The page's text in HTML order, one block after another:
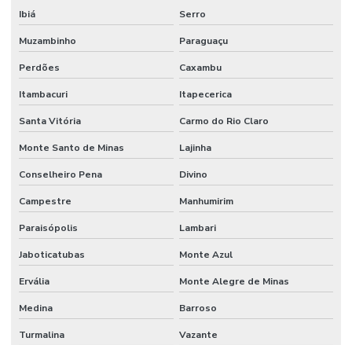
Reparo De Orbitrol Para Tratores E Empilhadeiras
Reparo Em Sistemas Hidráulicos
Retentor De Vedação
Serviço De Manutenção Hidráulica Em Minas Gerais
Serviços De Solda
Terminal De Direção Minas Gerais
Terminal Fêmea Hidráulico
Terminal Fêmea Jic 37 Graus
Terminal Fêmea Unf Jic 37 Graus
Terminal Hidráulico Com Sede Plana
Ibiá Serro
Muzambinho Paraguaçu
Perdões Caxambu
Itambacuri Itapecerica
Santa Vitória Carmo do Rio Claro
Monte Santo de Minas Lajinha
Conselheiro Pena Divino
Campestre Manhumirim
Paraisópolis Lambari
Jaboticatubas Monte Azul
Ervália Monte Alegre de Minas
Medina Barroso
Turmalina Vazante